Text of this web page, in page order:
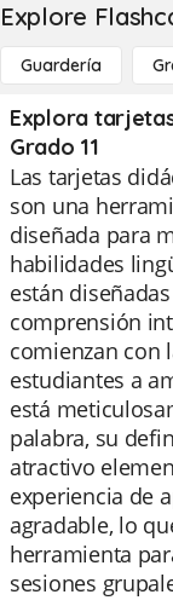
Explore
Guardería
Explora
Grado 11
Las tarjetas
son una
diseñada para
habilidades
están
comprensión
comienzan con
estudiantes a
está
palabra, su
atractivo
experiencia de
agradable, lo
herramienta
sesiones